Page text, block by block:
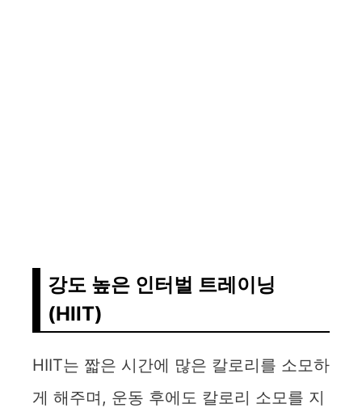
강도 높은 인터벌 트레이닝
(HIIT)
HIIT는 짧은 시간에 많은 칼로리를 소모하
게 해주며, 운동 후에도 칼로리 소모를 지